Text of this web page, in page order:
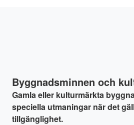
Byggnadsminnen och
byggnader
Gamla eller kulturmärkta
speciella utmaningar när det
tillgänglighet.